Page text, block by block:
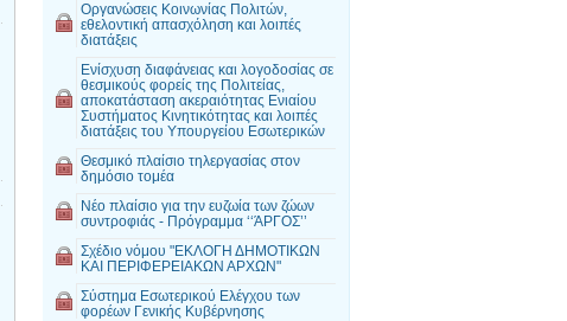
Οργανώσεις Κοινωνίας Πολιτών,
εθελοντική απασχόληση και λοιπές
διατάξεις
Ενίσχυση διαφάνειας και λογοδοσίας σε
θεσμικούς φορείς της Πολιτείας,
αποκατάσταση ακεραιότητας Ενιαίου
Συστήματος Κινητικότητας και λοιπές
διατάξεις του Υπουργείου Εσωτερικών
Θεσμικό πλαίσιο τηλεργασίας στον
δημόσιο τομέα
Νέο πλαίσιο για την ευζωία των ζώων
συντροφιάς - Πρόγραμμα ‘‘ΆΡΓΟΣ’’
Σχέδιο νόμου "ΕΚΛΟΓΗ ΔΗΜΟΤΙΚΩΝ
ΚΑΙ ΠΕΡΙΦΕΡΕΙΑΚΩΝ ΑΡΧΩΝ"
Σύστημα Εσωτερικού Ελέγχου των
φορέων Γενικής Κυβέρνησης